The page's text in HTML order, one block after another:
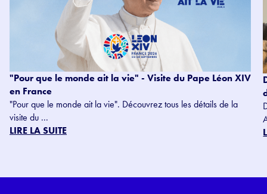
"Pour que le monde ait la vie" - Visite du Pape Léon XIV
en France
"Pour que le monde ait la vie". Découvrez tous les détails de la
visite du ...
LIRE LA SUITE